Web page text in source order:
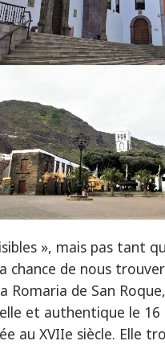
», mais pas tant
chance de nous
Romaria de San
et authentique le
au XVIIe siècle. Elle